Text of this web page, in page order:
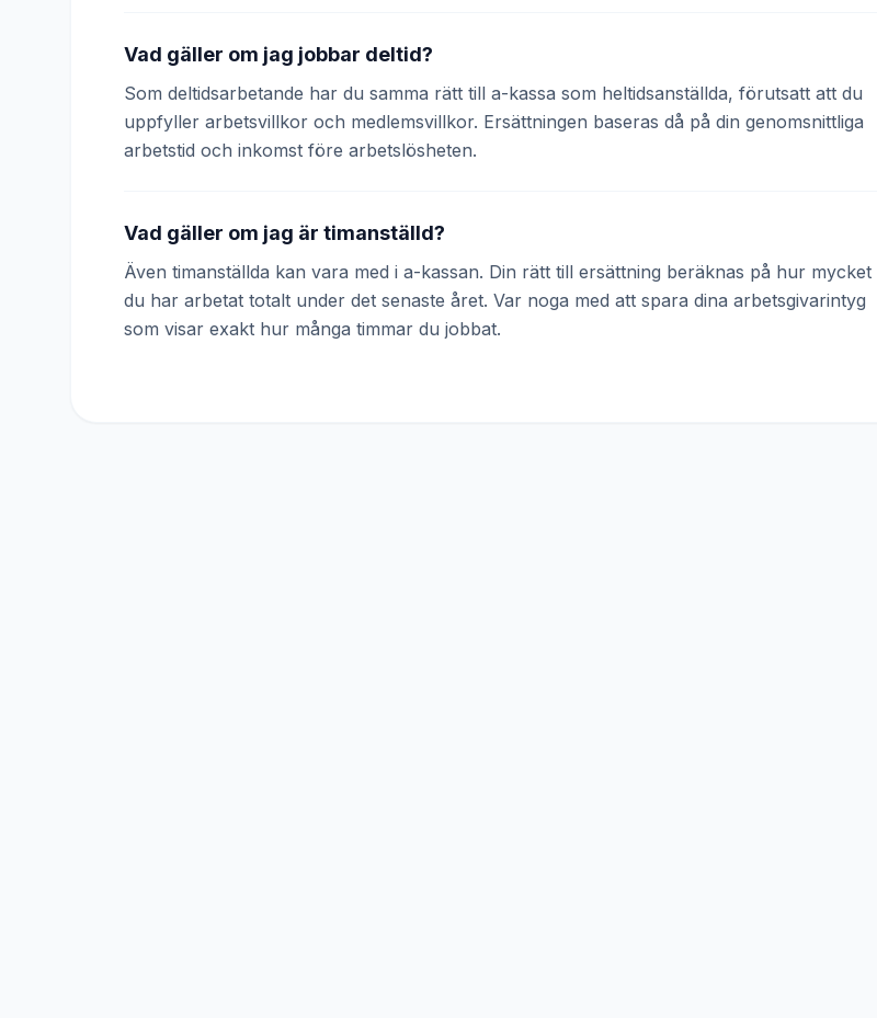
Vad gäller om jag jobbar deltid?
Som deltidsarbetande har du samma rätt till a-kassa som heltidsanställda, förutsatt att du
uppfyller arbetsvillkor och medlemsvillkor. Ersättningen baseras då på din genomsnittliga
arbetstid och inkomst före arbetslösheten.
Vad gäller om jag är timanställd?
Även timanställda kan vara med i a-kassan. Din rätt till ersättning beräknas på hur mycket
du har arbetat totalt under det senaste året. Var noga med att spara dina arbetsgivarintyg
som visar exakt hur många timmar du jobbat.